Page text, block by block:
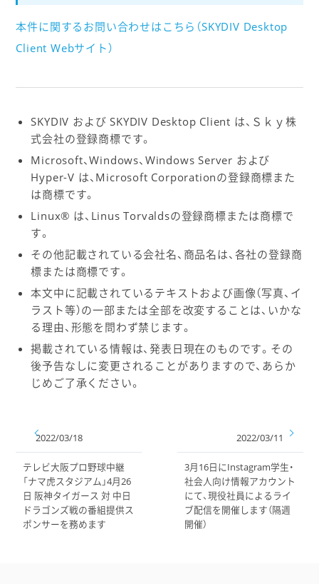
本件に関するお問い合わせはこちら（SKYDIV Desktop
Client Webサイト）
SKYDIV および SKYDIV Desktop Client は、Ｓｋｙ株
式会社の登録商標です。
Microsoft、Windows、Windows Server および
Hyper-V は、Microsoft Corporationの登録商標また
は商標です。
Linux® は、Linus Torvaldsの登録商標または商標で
す。
その他記載されている会社名、商品名は、各社の登録商
標または商標です。
本文中に記載されているテキストおよび画像（写真、イ
ラスト等）の一部または全部を改変することは、いかな
る理由、形態を問わず禁じます。
掲載されている情報は、発表日現在のものです。その
後予告なしに変更されることがありますので、あらか
じめご了承ください。
2022/03/18
テレビ大阪プロ野球中継
「ナマ虎スタジアム」4月26
日 阪神タイガース 対 中日
ドラゴンズ戦の番組提供ス
ポンサーを務めます
2022/03/11
3月16日にInstagram学生・
社会人向け情報アカウント
にて、現役社員によるライ
ブ配信を開催します（隔週
開催）